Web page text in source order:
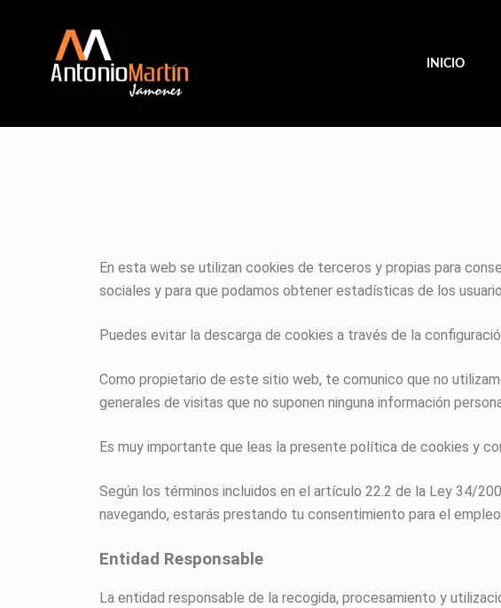
INICIO
En esta web se utilizan cookies de terceros y propias para
sociales y para que podamos obtener estadísticas de los
Puedes evitar la descarga de cookies a través de la
Como propietario de este sitio web, te comunico que no
generales de visitas que no suponen ninguna información
Es muy importante que leas la presente política de cookies y
Según los términos incluidos en el artículo 22.2 de la Ley 34/
navegando, estarás prestando tu consentimiento para el
Entidad Responsable
La entidad responsable de la recogida, procesamiento y